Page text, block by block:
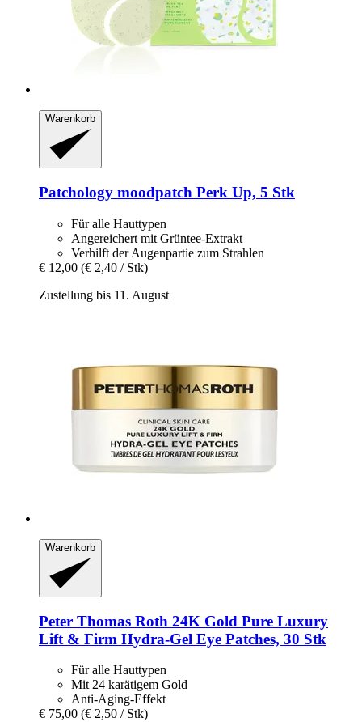
Warenkorb
Patchology moodpatch Perk Up, 5 Stk
Für alle Hauttypen
Angereichert mit Grüntee-Extrakt
Verhilft der Augenpartie zum Strahlen
€ 12,00 (€ 2,40 / Stk)
Zustellung bis 11. August
Warenkorb
Peter Thomas Roth 24K Gold Pure Luxury
Lift & Firm Hydra-​Gel Eye Patches, 30 Stk
Für alle Hauttypen
Mit 24 karätigem Gold
Anti-Aging-Effekt
€ 75,00 (€ 2,50 / Stk)